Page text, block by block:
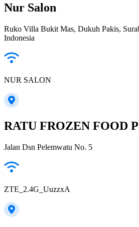
Nur Salon
Ruko Villa Bukit Mas, Dukuh Pakis,
Indonesia
NUR SALON
RATU FROZEN FOOD
Jalan Dsn Pelemwatu No. 5
ZTE_2.4G_UuzzxA